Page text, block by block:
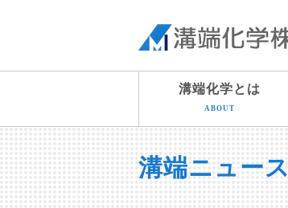
溝端化学とは
ABOUT
溝端ニュース